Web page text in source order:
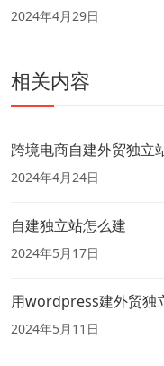
2024年4月29日
相关内容
跨境电商自建外贸独立
2024年4月24日
自建独立站怎么建
2024年5月17日
用wordpress建外贸独
2024年5月11日